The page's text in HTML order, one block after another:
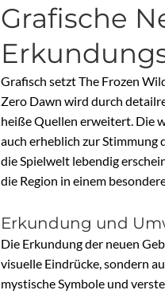
Grafische
Grafisch setzt The Frozen
Zero Dawn wird durch
heiße Quellen erweitert. Die
auch erheblich zur Stimmung
die Spielwelt lebendig
die Region in einem
Erkundung und
Die Erkundung der neuen
visuelle Eindrücke, sondern
mystische Symbole und